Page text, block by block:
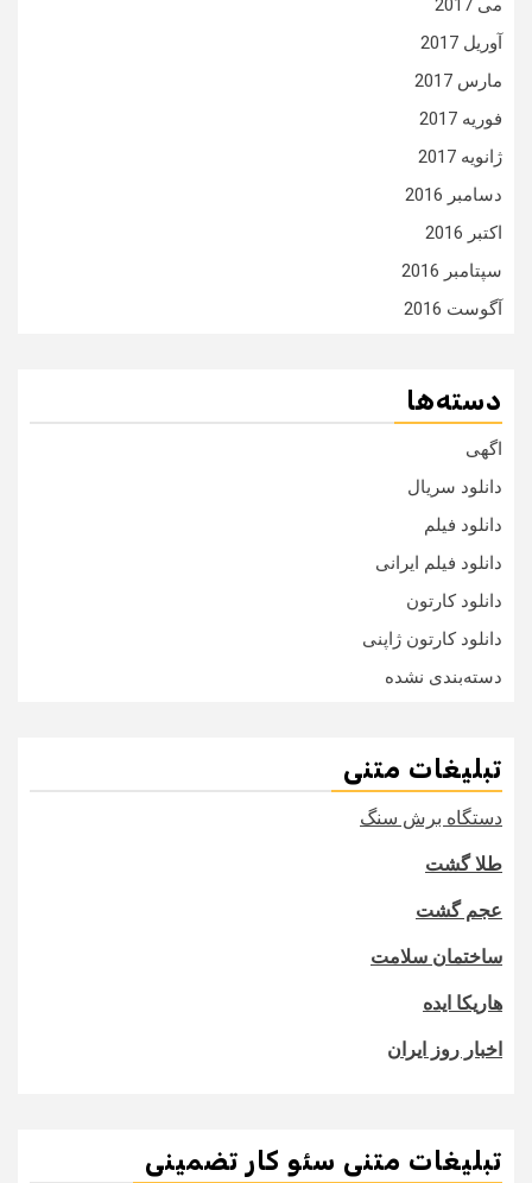
می 2017
آوریل 2017
مارس 2017
فوریه 2017
ژانویه 2017
دسامبر 2016
اکتبر 2016
سپتامبر 2016
آگوست 2016
دسته‌ها
اگهی
دانلود سریال
دانلود فیلم
دانلود فیلم ایرانی
دانلود کارتون
دانلود کارتون ژاپنی
دسته‌بندی نشده
تبلیغات متنی
دستگاه برش سنگ
طلا گشت
عجم گشت
ساختمان سلامت
هاریکا ایده
اخبار روز ایران
تبلیغات متنی سئو کار تضمینی